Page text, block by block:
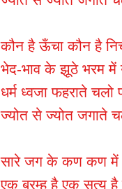
कौन है ऊँचा कौन है
भेद-भाव के झूठे भरम में
धर्म ध्वजा फहराते चलो
ज्योत से ज्योत जगाते
सारे जग के कण कण में
एक ब्रम्ह है एक सत्य है